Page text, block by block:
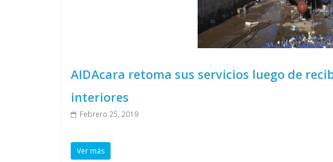
AIDAcara retoma sus servicios luego de
interiores
Febrero 25, 2019
Ver más